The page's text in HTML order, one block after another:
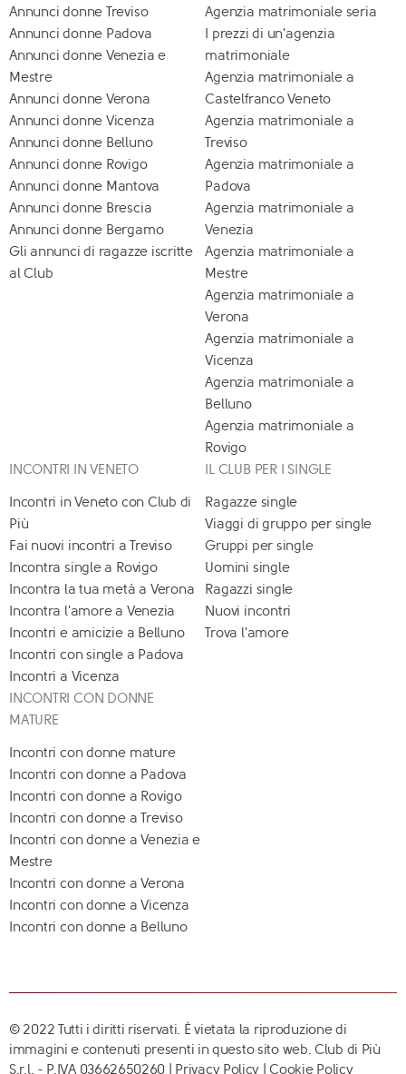
Annunci donne Treviso
Annunci donne Padova
Annunci donne Venezia e
Mestre
Annunci donne Verona
Annunci donne Vicenza
Annunci donne Belluno
Annunci donne Rovigo
Annunci donne Mantova
Annunci donne Brescia
Annunci donne Bergamo
Gli annunci di ragazze iscritte
al Club
Agenzia matrimoniale seria
I prezzi di un'agenzia
matrimoniale
Agenzia matrimoniale a
Castelfranco Veneto
Agenzia matrimoniale a
Treviso
Agenzia matrimoniale a
Padova
Agenzia matrimoniale a
Venezia
Agenzia matrimoniale a
Mestre
Agenzia matrimoniale a
Verona
Agenzia matrimoniale a
Vicenza
Agenzia matrimoniale a
Belluno
Agenzia matrimoniale a
Rovigo
INCONTRI IN VENETO
Incontri in Veneto con Club di
Più
Fai nuovi incontri a Treviso
Incontra single a Rovigo
Incontra la tua metà a Verona
Incontra l'amore a Venezia
Incontri e amicizie a Belluno
Incontri con single a Padova
Incontri a Vicenza
IL CLUB PER I SINGLE
Ragazze single
Viaggi di gruppo per single
Gruppi per single
Uomini single
Ragazzi single
Nuovi incontri
Trova l'amore
INCONTRI CON DONNE
MATURE
Incontri con donne mature
Incontri con donne a Padova
Incontri con donne a Rovigo
Incontri con donne a Treviso
Incontri con donne a Venezia e
Mestre
Incontri con donne a Verona
Incontri con donne a Vicenza
Incontri con donne a Belluno
© 2022 Tutti i diritti riservati. È vietata la riproduzione di
immagini e contenuti presenti in questo sito web. Club di Più
S.r.l. - P.IVA 03662650260 | Privacy Policy |Cookie Policy